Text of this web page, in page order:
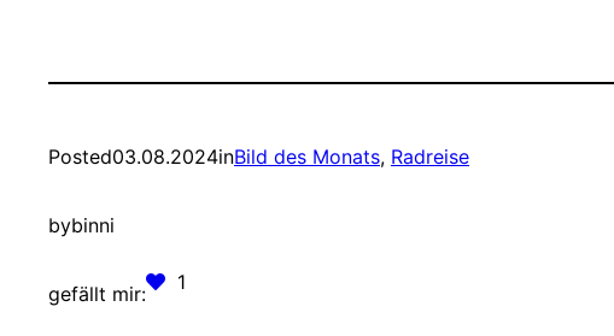
Posted03.08.2024inBild des Monats, Radreise
bybinni
gefällt mir: 1